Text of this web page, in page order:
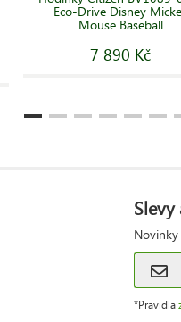
Eco-Drive Disney
Mouse Baseball
7 890 Kč
*Pravidla